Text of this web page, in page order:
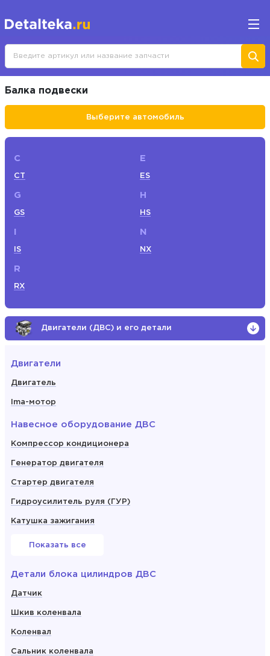
Балка подвески
Выберите автомобиль
C
CT
E
ES
G
GS
H
HS
IS
N
NX
R
RX
Двигатели (ДВС) и его детали
Двигатели
Двигатель
Ima-мотор
Навесное оборудование ДВС
Компрессор кондиционера
Генератор двигателя
Стартер двигателя
Гидроусилитель руля (ГУР)
Катушка зажигания
Показать все
Детали блока цилиндров ДВС
Датчик
Шкив коленвала
Коленвал
Сальник коленвала